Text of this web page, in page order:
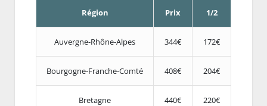
Région Prix 1/2
Auvergne-Rhône-Alpes 344€ 172€
Bourgogne-Franche-Comté 408€ 204€
Bretagne 440€ 220€